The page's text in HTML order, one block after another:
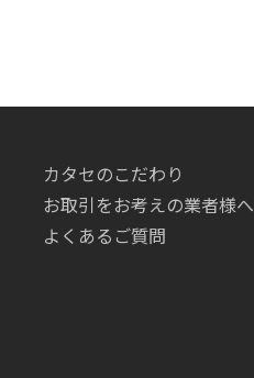
カタセのこだわり
お取引をお考えの業者様へ
よくあるご質問